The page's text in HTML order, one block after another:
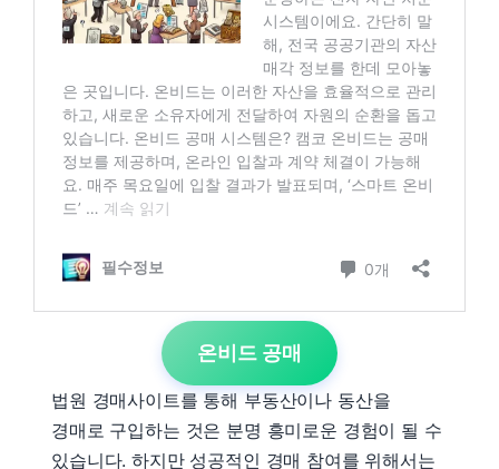
온비드 공매
법원 경매사이트를 통해 부동산이나 동산을
경매로 구입하는 것은 분명 흥미로운 경험이 될 수
있습니다. 하지만 성공적인 경매 참여를 위해서는